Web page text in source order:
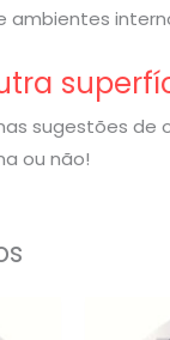
sugestões
ou não!